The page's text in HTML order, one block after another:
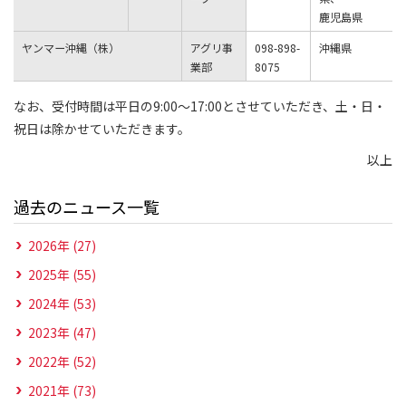
鹿児島県
ヤンマー沖縄（株）
アグリ事
業部
098-898-
8075
沖縄県
なお、受付時間は平日の9:00〜17:00とさせていただき、土・日・
祝日は除かせていただきます。
以上
過去のニュース一覧
2026年 (27)
2025年 (55)
2024年 (53)
2023年 (47)
2022年 (52)
2021年 (73)